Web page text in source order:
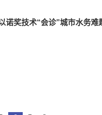
诺奖技术“会诊”城市水务难